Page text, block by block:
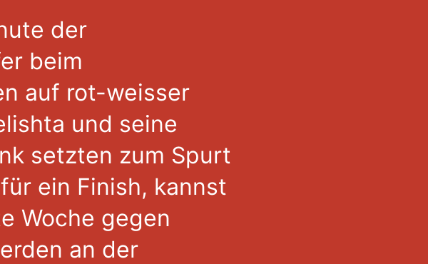
der
beim
auf rot-weisser
und seine
setzten zum Spurt
ein Finish, kannst
Woche gegen
an der